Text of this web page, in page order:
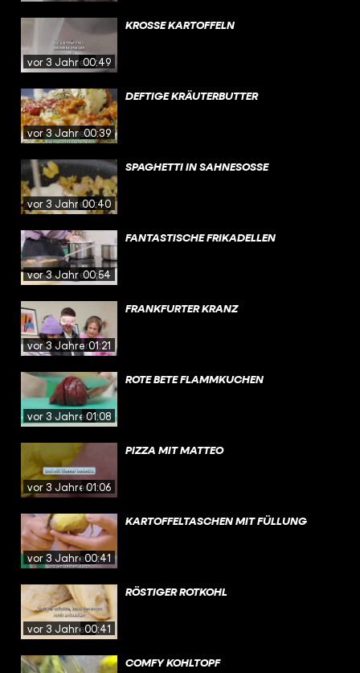
vor 3 Jahren00:49
KROSSE KARTOFFELN
vor 3 Jahren00:39
DEFTIGE KRÄUTERBUTTER
vor 3 Jahren00:40
SPAGHETTI IN SAHNESOSSE
vor 3 Jahren00:54
FANTASTISCHE FRIKADELLEN
vor 3 Jahren01:21
FRANKFURTER KRANZ
vor 3 Jahren01:08
ROTE BETE FLAMMKUCHEN
vor 3 Jahren01:06
PIZZA MIT MATTEO
vor 3 Jahren00:41
KARTOFFELTASCHEN MIT FÜLLUNG
vor 3 Jahren00:41
RÖSTIGER ROTKOHL
COMFY KOHLTOPF